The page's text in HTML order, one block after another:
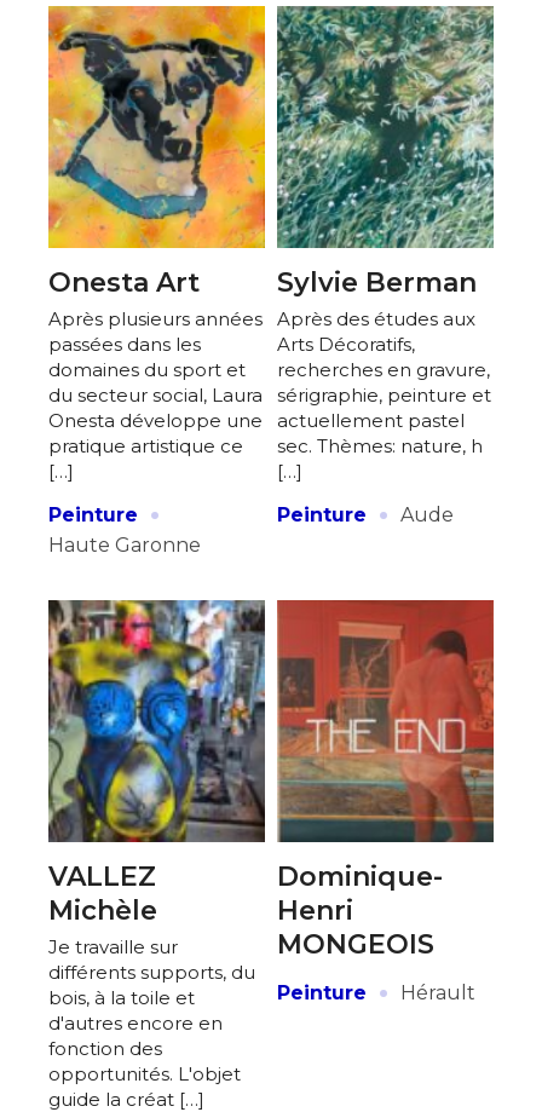
Onesta Art
Après plusieurs années
passées dans les
domaines du sport et
du secteur social, Laura
Onesta développe une
pratique artistique ce
[…]
Peinture
·
Haute Garonne
Sylvie Berman
Après des études aux
Arts Décoratifs,
recherches en gravure,
sérigraphie, peinture et
actuellement pastel
sec. Thèmes: nature, h
[…]
Peinture
· Aude
VALLEZ
Michèle
Je travaille sur
différents supports, du
bois, à la toile et
d'autres encore en
fonction des
opportunités. L'objet
guide la créat […]
Dominique-
Henri
MONGEOIS
Peinture · Hérault